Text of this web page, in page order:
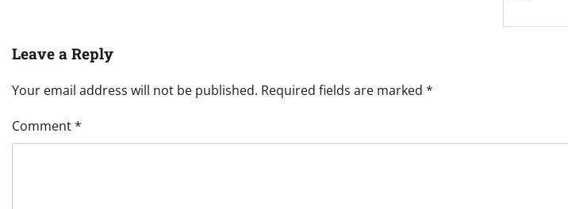
Leave a Reply
Your email address will not be published. Required fields are marked *
Comment*